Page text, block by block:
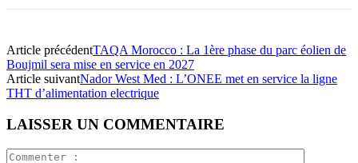
Article précédentTAQA Morocco : La 1ère phase du parc éolien de
Boujmil sera mise en service en 2027
Article suivantNador West Med : L’ONEE met en service la ligne
THT d’alimentation electrique
LAISSER UN COMMENTAIRE